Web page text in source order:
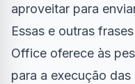
aproveitar para
Essas e outras
Office oferece às
para a execução